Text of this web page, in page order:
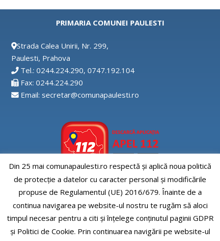
PRIMARIA COMUNEI PAULESTI
Strada Calea Unirii, Nr. 299,
Paulesti, Prahova
Tel.: 0244.224.290, 0747.192.104
Fax: 0244.224.290
Email: secretar@comunapaulesti.ro
Aplicatia APEL112
Din 25 mai comunapaulesti.ro respectă și aplică noua politică
de protecție a datelor cu caracter personal și modificările
propuse de Regulamentul (UE) 2016/679. Înainte de a
continua navigarea pe website-ul nostru te rugăm să aloci
timpul necesar pentru a citi și înțelege conținutul paginii GDPR
și Politici de Cookie. Prin continuarea navigării pe website-ul